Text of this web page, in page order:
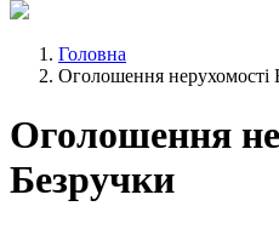
Головна
Оголошення нерухомості
Оголошення
Безручки